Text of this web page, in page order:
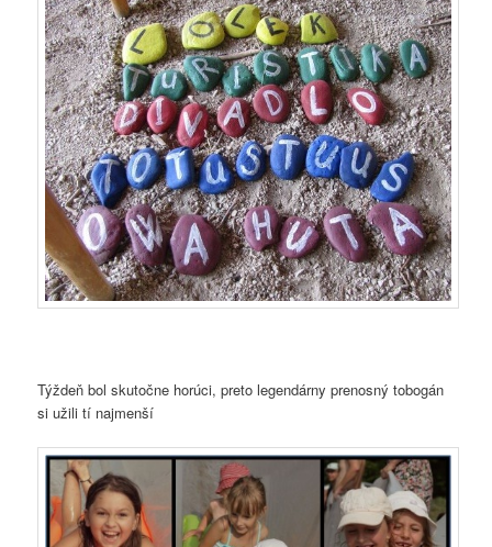
Týždeň bol skutočne horúci, preto legendárny prenosný tobogán
si užili tí najmenší